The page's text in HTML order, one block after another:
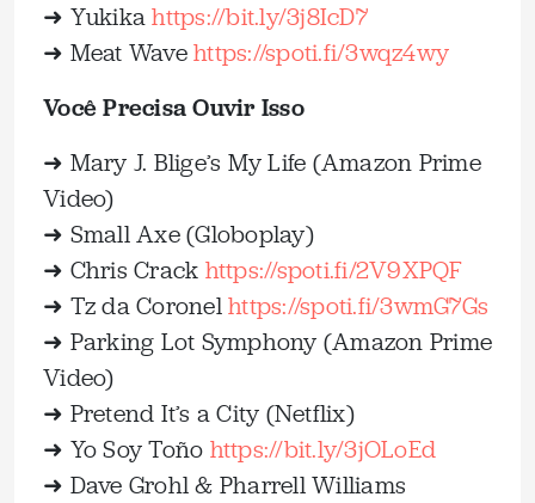
➜ Yukikahttps://bit.ly/3j8IcD7
➜ Meat Wavehttps://spoti.fi/3wqz4wy
Você Precisa Ouvir Isso
➜ Mary J. Blige’s My Life (Amazon Prime
Video)
➜ Small Axe (Globoplay)
➜ Chris Crack https://spoti.fi/2V9XPQF
➜ Tz da Coronelhttps://spoti.fi/3wmG7Gs
➜ Parking Lot Symphony (Amazon Prime
Video)
➜ Pretend It’s a City (Netflix)
➜ Yo Soy Toño https://bit.ly/3jOLoEd
➜ Dave Grohl & Pharrell Williams